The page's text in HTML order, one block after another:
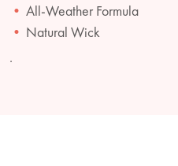
All-Weather Formula
Natural Wick
.